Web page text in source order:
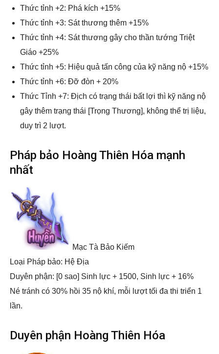
Thức tỉnh +2: Phá kích +15%
Thức tỉnh +3: Sát thương thêm +15%
Thức tỉnh +4: Sát thương gây cho thần tướng Triệt
Giáo +25%
Thức tỉnh +5: Hiệu quả tấn công của kỹ năng nộ +15%
Thức tỉnh +6: Đỡ đòn + 20%
Thức Tỉnh +7: Địch có trạng thái bất lợi thì kỹ năng nộ
gây thêm trạng thái [Trọng Thương], không thể trị liệu,
duy trì 2 lượt.
Pháp bảo Hoàng Thiên Hóa mạnh
nhất
Mạc Tà Bảo Kiếm
Loại Pháp bảo: Hệ Địa
Duyên phận: [0 sao] Sinh lực + 1500, Sinh lực + 16%
Né tránh có 30% hồi 35 nộ khí, mỗi lượt tối đa thi triển 1
lần.
Duyên phận Hoàng Thiên Hóa